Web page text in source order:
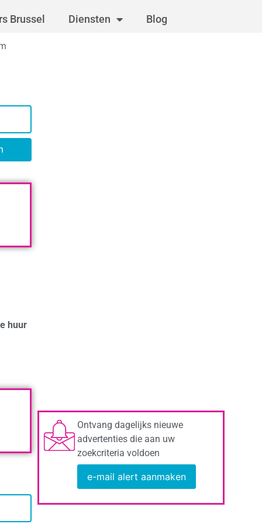
Brussel Diensten Blog
huur
Ontvang dagelijks nieuwe
advertenties die aan uw
zoekcriteria voldoen
e-mail alert aanmaken